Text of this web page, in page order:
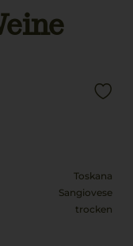
Toskana
Sangiovese
trocken